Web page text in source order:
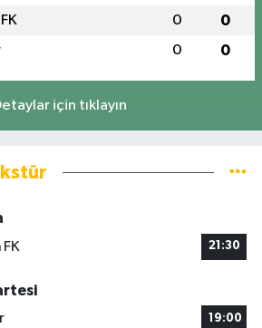
0 0
0 0
için tıklayın
21:30
19:00